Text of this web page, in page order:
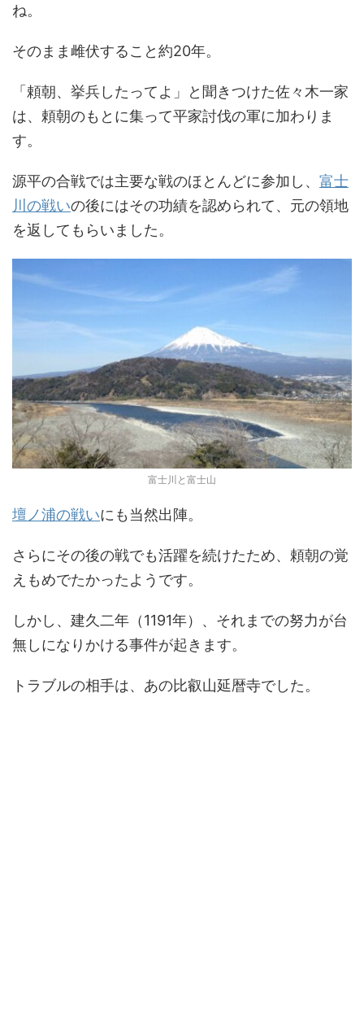
ね。
そのまま雌伏すること約20年。
「頼朝、挙兵したってよ」と聞きつけた佐々木一家
は、頼朝のもとに集って平家討伐の軍に加わりま
す。
源平の合戦では主要な戦のほとんどに参加し、 富士
川の戦いの後にはその功績を認められて、元の領地
を返してもらいました。
富士川と富士山
壇ノ浦の戦いにも当然出陣。
さらにその後の戦でも活躍を続けたため、頼朝の覚
えもめでたかったようです。
しかし、建久二年（1191年）、それまでの努力が台
無しになりかける事件が起きます。
トラブルの相手は、あの比叡山延暦寺でした。